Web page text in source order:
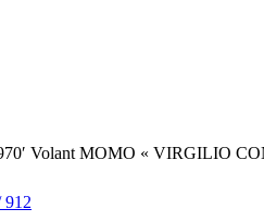
Volant MOMO « VIRGILIO